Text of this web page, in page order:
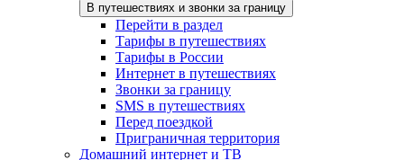
В путешествиях и звонки за границу
Перейти в раздел
Тарифы в путешествиях
Тарифы в России
Интернет в путешествиях
Звонки за границу
SMS в путешествиях
Перед поездкой
Приграничная территория
Домашний интернет и ТВ